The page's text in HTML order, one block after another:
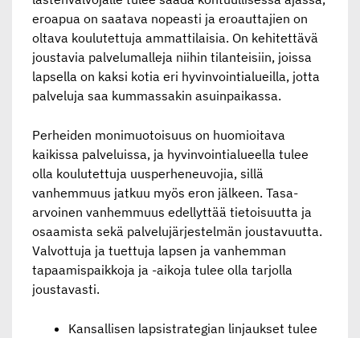
eroapua on saatava nopeasti ja eroauttajien on
oltava koulutettuja ammattilaisia. On kehitettävä
joustavia palvelumalleja niihin tilanteisiin, joissa
lapsella on kaksi kotia eri hyvinvointialueilla, jotta
palveluja saa kummassakin asuinpaikassa.
Perheiden monimuotoisuus on huomioitava
kaikissa palveluissa, ja hyvinvointialueella tulee
olla koulutettuja uusperheneuvojia, sillä
vanhemmuus jatkuu myös eron jälkeen. Tasa-
arvoinen vanhemmuus edellyttää tietoisuutta ja
osaamista sekä palvelujärjestelmän joustavuutta.
Valvottuja ja tuettuja lapsen ja vanhemman
tapaamispaikkoja ja -aikoja tulee olla tarjolla
joustavasti.
Kansallisen lapsistrategian linjaukset tulee